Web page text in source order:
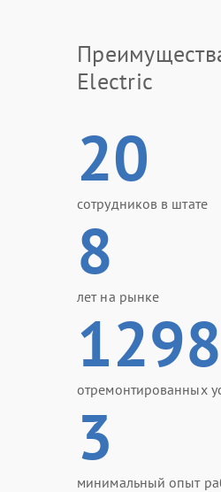
Electric
20
сотрудников в штате
8
лет на рынке
1298
отремонтированных
3
минимальный опыт